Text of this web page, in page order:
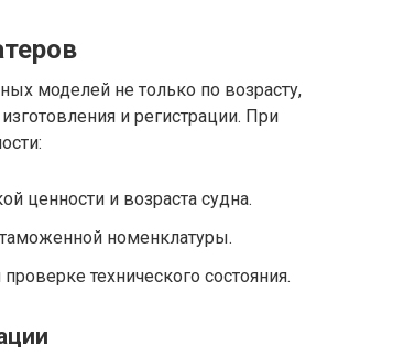
моделей не только по возрасту,
и регистрации. При
ценности и возраста судна.
номенклатуры.
технического состояния.